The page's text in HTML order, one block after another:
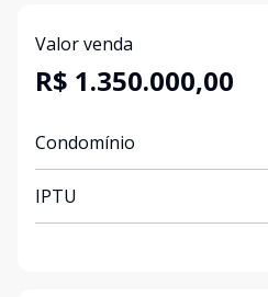
Valor venda
R$ 1.350.000,00
Condomínio
IPTU